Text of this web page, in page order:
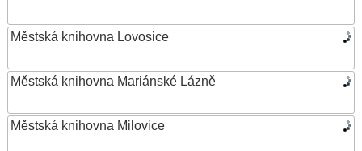
Městská knihovna Lovosice
Městská knihovna Mariánské Lázně
Městská knihovna Milovice